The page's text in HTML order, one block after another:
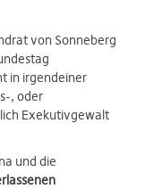
von Sonneberg
in irgendeiner
, oder
Exekutivgewalt
und die